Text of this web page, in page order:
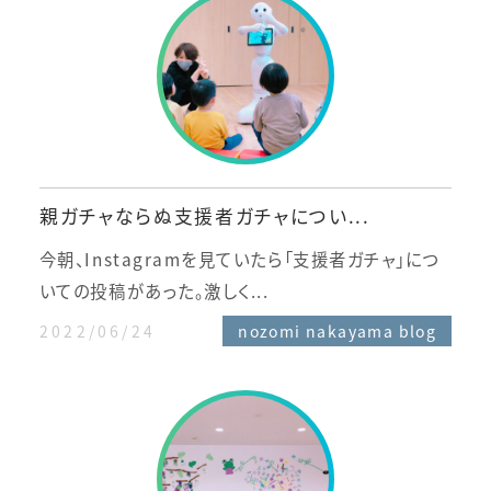
親ガチャならぬ支援者ガチャについ...
今朝、Instagramを見ていたら「支援者ガチャ」につ
いての投稿があった。激しく...
2022/06/24 nozomi nakayama blog